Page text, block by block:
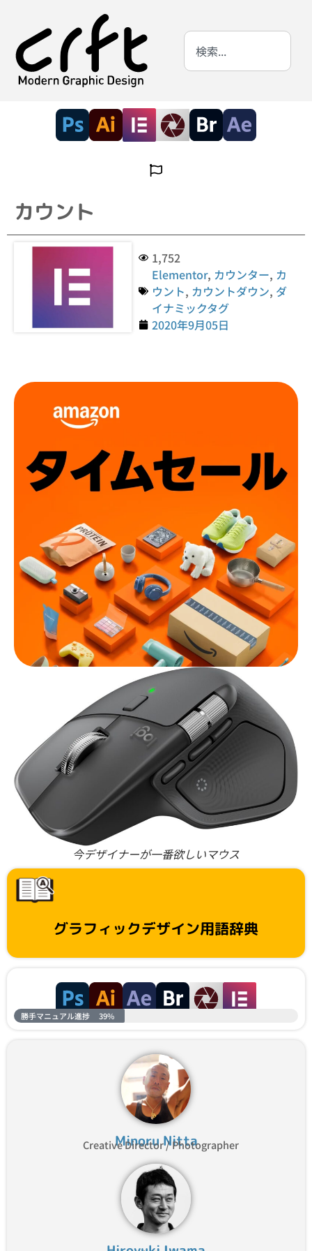
カウント
1,752
Elementor, カウンター, カ
ウント, カウントダウン, ダ
イナミックタグ
2020年9月05日
今デザイナーが一番欲しいマウス
グラフィックデザイン用語辞典
勝手マニュアル進捗 39%
Minoru Nitta
Creative Director / Photographer